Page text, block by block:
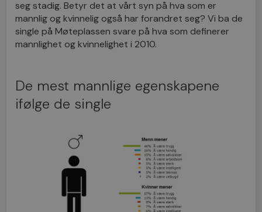
seg stadig. Betyr det at vårt syn på hva som er
mannlig og kvinnelig også har forandret seg? Vi ba de
single på Møteplassen svare på hva som definerer
mannlighet og kvinnelighet i 2010.
De mest mannlige egenskapene
ifølge de single